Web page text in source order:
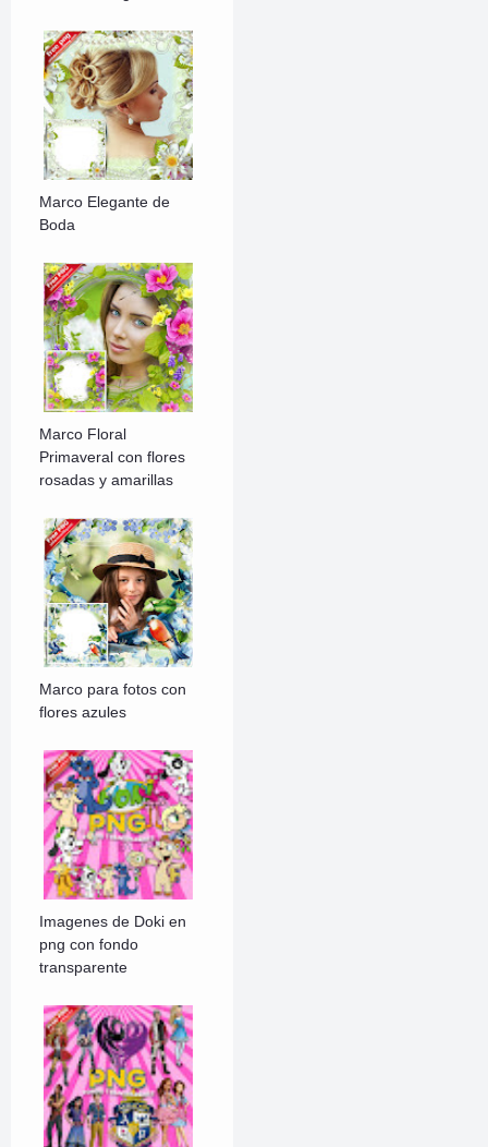
Marco Elegante de
Boda
Marco Floral
Primaveral con flores
rosadas y amarillas
Marco para fotos con
flores azules
Imagenes de Doki en
png con fondo
transparente